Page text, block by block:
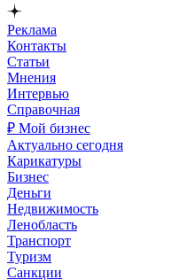
Реклама
Контакты
Статьи
Мнения
Интервью
Справочная
₽ Мой бизнес
Актуально сегодня
Карикатуры
Бизнес
Деньги
Недвижимость
Ленобласть
Транспорт
Туризм
Санкции